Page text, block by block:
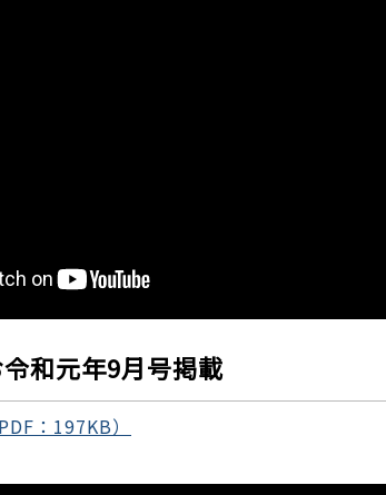
和元年9月号掲載
：197KB）